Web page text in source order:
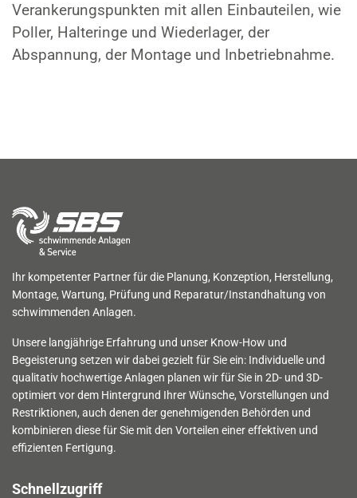
Verankerungspunkten mit allen Einbauteilen, wie
Poller, Halteringe und Wiederlager, der
Abspannung, der Montage und Inbetriebnahme.
Ihr kompetenter Partner für die Planung, Konzeption, Herstellung,
Montage, Wartung, Prüfung und Reparatur/Instandhaltung von
schwimmenden Anlagen.
Unsere langjährige Erfahrung und unser Know-How und
Begeisterung setzen wir dabei gezielt für Sie ein: Individuelle und
qualitativ hochwertige Anlagen planen wir für Sie in 2D- und 3D-
optimiert vor dem Hintergrund Ihrer Wünsche, Vorstellungen und
Restriktionen, auch denen der genehmigenden Behörden und
kombinieren diese für Sie mit den Vorteilen einer effektiven und
effizienten Fertigung.
Schnellzugriff